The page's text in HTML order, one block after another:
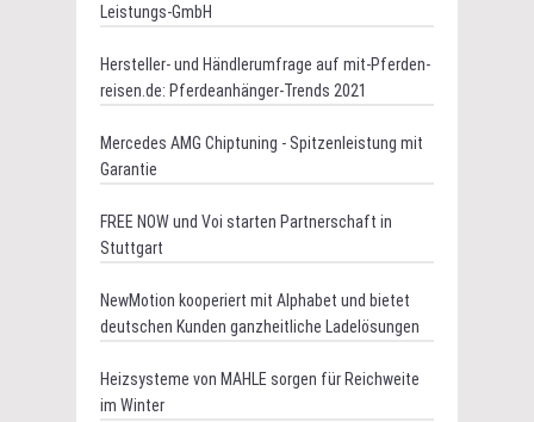
Leistungs-GmbH
Hersteller- und Händlerumfrage auf mit-Pferden-
reisen.de: Pferdeanhänger-Trends 2021
Mercedes AMG Chiptuning - Spitzenleistung mit
Garantie
FREE NOW und Voi starten Partnerschaft in
Stuttgart
NewMotion kooperiert mit Alphabet und bietet
deutschen Kunden ganzheitliche Ladelösungen
Heizsysteme von MAHLE sorgen für Reichweite
im Winter